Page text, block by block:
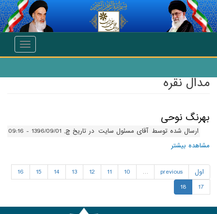
انتقال به محتوای اصلی
Toggle
مدال نقره
بهرنگ نوحی
ارسال شده توسط آقای مسئول سایت در تاریخ چ, 1396/09/01 - 09:16
مشاهده بیشتر
اول previous
…
10
11
12
13
14
15
16
17
18